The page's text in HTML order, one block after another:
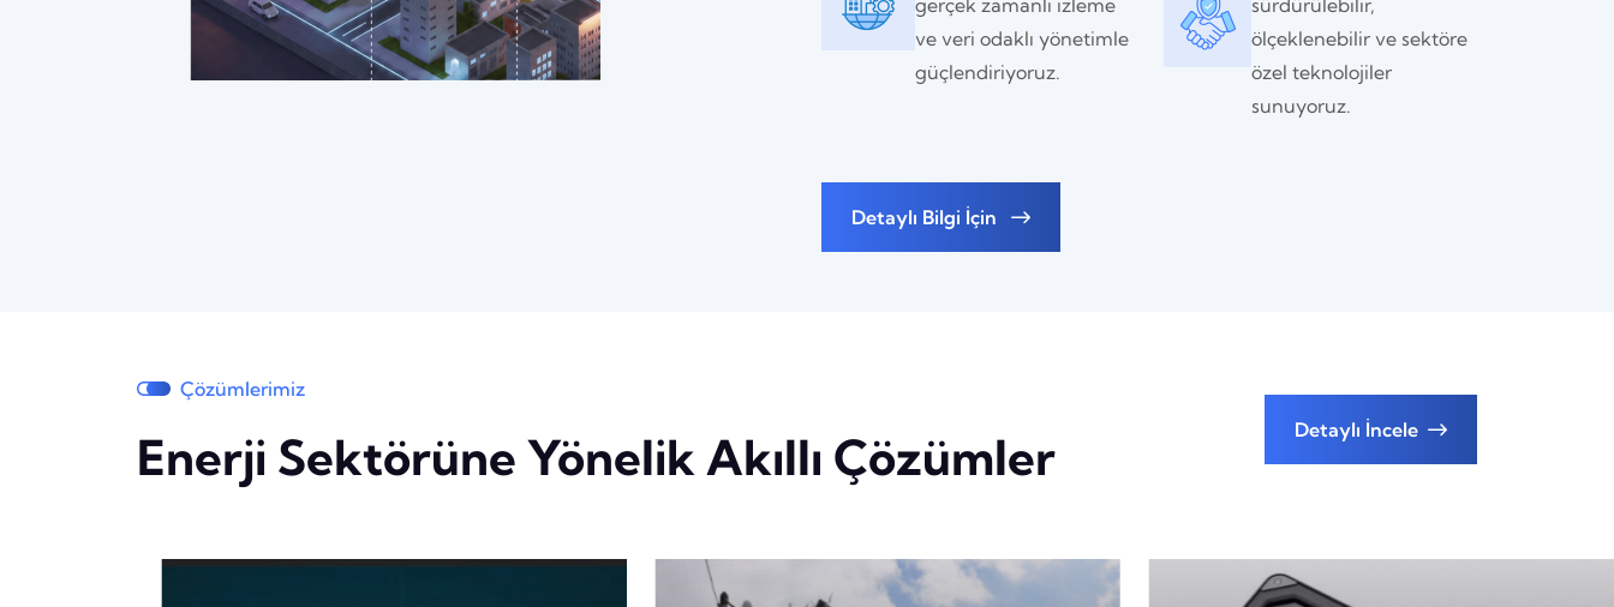
gerçek zamanlı izleme
ve veri odaklı yönetimle
güçlendiriyoruz.
sürdürülebilir,
ölçeklenebilir ve sektöre
özel teknolojiler
sunuyoruz.
Detaylı Bilgi İçin
Çözümlerimiz
Enerji Sektörüne Yönelik Akıllı Çözümler Detaylı İncele